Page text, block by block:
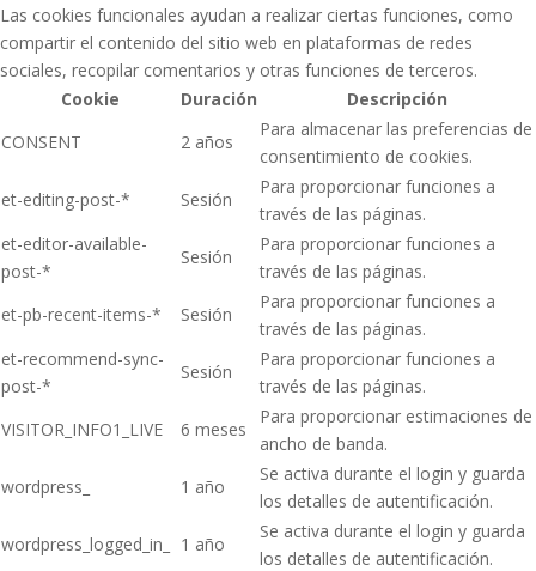
Las cookies funcionales ayudan a realizar ciertas funciones, como
compartir el contenido del sitio web en plataformas de redes
sociales, recopilar comentarios y otras funciones de terceros.
Cookie
Duración
Descripción
CONSENT
2 años
Para almacenar las preferencias de
consentimiento de cookies.
et-editing-post-*
Sesión
Para proporcionar funciones a
través de las páginas.
et-editor-available-
post-*
Sesión
Para proporcionar funciones a
través de las páginas.
et-pb-recent-items-*
Sesión
Para proporcionar funciones a
través de las páginas.
et-recommend-sync-
post-*
Sesión
Para proporcionar funciones a
través de las páginas.
VISITOR_INFO1_LIVE
6 meses
Para proporcionar estimaciones de
ancho de banda.
wordpress_
1 año
Se activa durante el login y guarda
los detalles de autentificación.
wordpress_logged_in_
1 año
Se activa durante el login y guarda
los detalles de autentificación.